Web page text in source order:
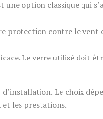
option classique qui
protection contre le vent
Le verre utilisé doit
Le choix
et les prestations.